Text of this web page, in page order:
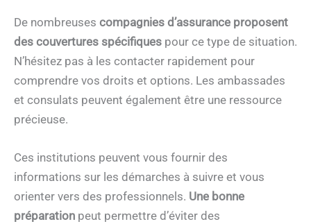
De nombreuses compagnies d’assurance proposent
des couvertures spécifiques pour ce type de situation.
N’hésitez pas à les contacter rapidement pour
comprendre vos droits et options. Les ambassades
et consulats peuvent également être une ressource
précieuse.
Ces institutions peuvent vous fournir des
informations sur les démarches à suivre et vous
orienter vers des professionnels. Une bonne
préparation peut permettre d’éviter des